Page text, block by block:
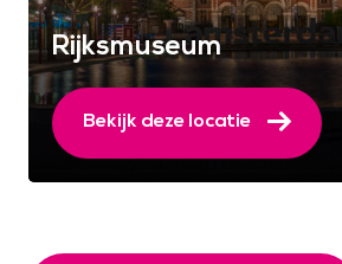
Rijksmuseum
Bekijk deze locatie